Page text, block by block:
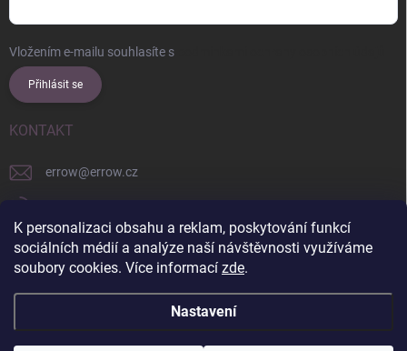
K personalizaci obsahu a reklam, poskytování funkcí
sociálních médií a analýze naší návštěvnosti využíváme
soubory cookies. Více informací zde.
Nastavení
Vložením e-mailu souhlasíte s
Přihlásit se
KONTAKT
errow@errow.cz
explore/locations/957228892/